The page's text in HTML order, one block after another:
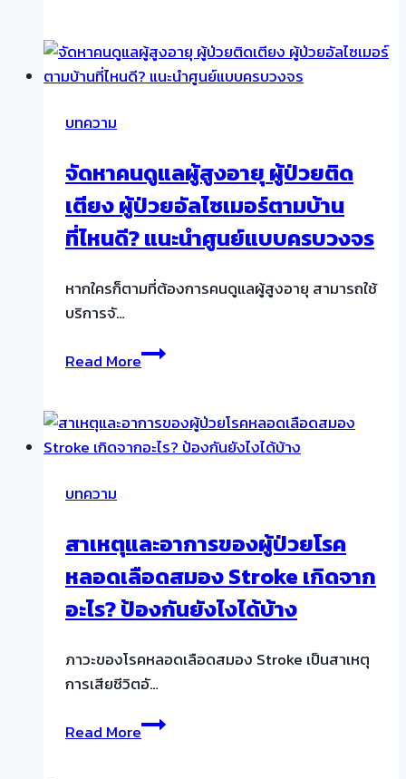
ตีบ
รักษา
วิธี
ป้องกัน
ให้
กลับ
มา
ซ้ำ
บทความ
จัดหาคนดูแลผู้สูงอายุ ผู้ป่วยติด
เตียง ผู้ป่วยอัลไซเมอร์ตามบ้าน
ที่ไหนดี? แนะนำศูนย์แบบครบวงจร
หากใครก็ตามที่ต้องการคนดูแลผู้สูงอายุ สามารถใช้
บริการจั…
Read Moreจัดหา
คน
ผู้
สูง
ติด
เตียง
ป่วย
ไซ
เม
อร์
ตาม
บทความ
สาเหตุและอาการของผู้ป่วยโรค
หลอดเลือดสมอง Stroke เกิดจาก
อะไร? ป้องกันยังไงได้บ้าง
ภาวะของโรคหลอดเลือดสมอง Stroke เป็นสาเหตุ
การเสียชีวิตอั…
Read Moreสาเหตุ
และ